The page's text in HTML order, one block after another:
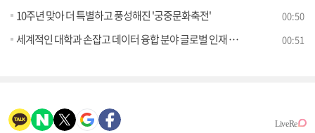
10주년 맞아 더 특별하고 풍성해진 '궁중문화축전' 00:50
세계적인 대학과 손잡고 데이터 융합 분야 글로벌 인재 키운다! 00:51